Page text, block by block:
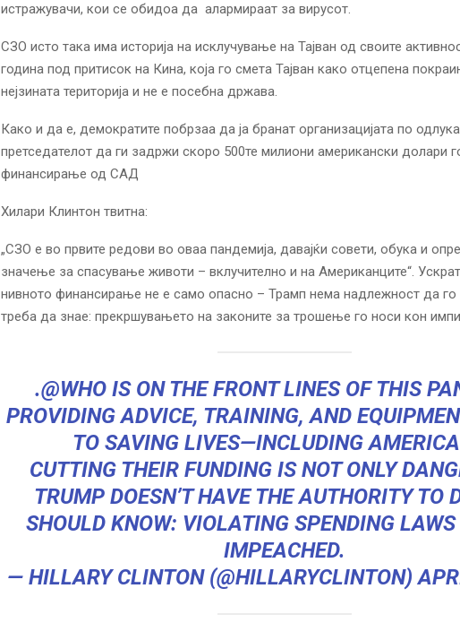
истражувачи, кои се обидоа да алармираат за вирусот.
СЗО исто така има историја на исклучување на Тајван од своите
година под притисок на Кина, која го смета Тајван како отцепена
нејзината територија и не е посебна држава.
Како и да е, демократите побрзаа да ја бранат организацијата по
претседателот да ги задржи скоро 500те милиони американски долари
финансирање од САД
Хилари Клинтон твитна:
„СЗО е во првите редови во оваа пандемија, давајќи совети, обука и
значење за спасување животи – вклучително и на Американците“.
нивното финансирање не е само опасно – Трамп нема надлежност да го
треба да знае: прекршувањето на законите за трошење го носи кон
.@WHOIS ON THE FRONT LINES OF THIS
PROVIDING ADVICE, TRAINING, AND
TO SAVING LIVES—INCLUDING
CUTTING THEIR FUNDING IS NOT ONLY
TRUMP DOESN’T HAVE THE AUTHORITY TO
SHOULD KNOW: VIOLATING SPENDING
IMPEACHED.
— HILLARY CLINTON (@HILLARYCLINTON)